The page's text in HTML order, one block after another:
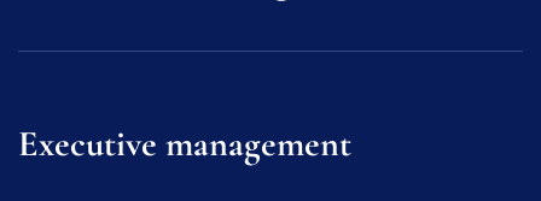
Executive management